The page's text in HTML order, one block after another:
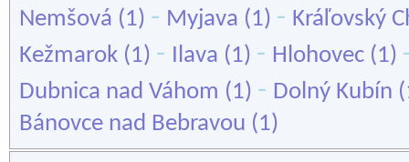
Nemšová (1) - Myjava (1) - Kráľovský
Kežmarok (1) - Ilava (1) - Hlohovec (1)
Dubnica nad Váhom (1) - Dolný Kubín
Bánovce nad Bebravou (1)